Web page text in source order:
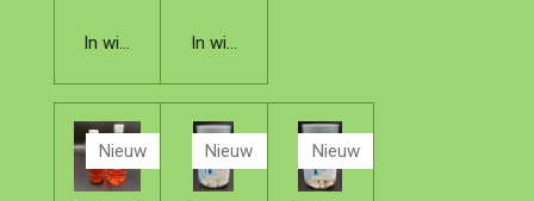
In winkelwagenIn winkelwagen
Nieuw Nieuw Nieuw